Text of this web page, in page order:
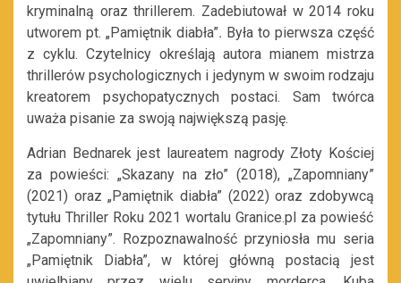
kryminalną oraz thrillerem. Zadebiutował w 2014 roku
utworem pt. „ Pamiętnik diabła”. Była to pierwsza część
z cyklu. Czytelnicy określają autora mianem mistrza
thrillerów psychologicznych i jedynym w swoim rodzaju
kreatorem psychopatycznych postaci. Sam twórca
uważa pisanie za swoją największą pasję.
Adrian Bednarek jest laureatem nagrody Złoty Kościej
za powieści: „Skazany na zło” (2018), „Zapomniany”
(2021) oraz „Pamiętnik diabła” (2022) oraz zdobywcą
tytułu Thriller Roku 2021 wortalu Granice.pl za powieść
„Zapomniany”.
Rozpoznawalność przyniosła mu seria
„Pamiętnik Diabła”, w którejgłówną postacią jest